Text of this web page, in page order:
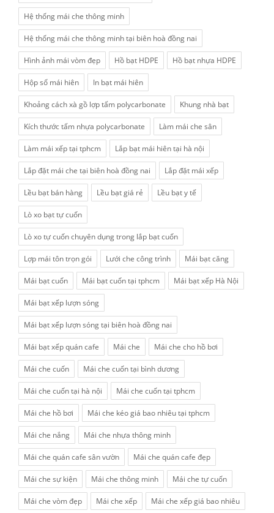
Hệ thống mái che thông minh
Hệ thống mái che thông minh tại biên hoà đồng nai
Hình ảnh mái vòm đẹp Hồ bạt HDPE Hồ bạt nhựa HDPE
Hộp số mái hiên In bạt mái hiên
Khoảng cách xà gồ lợp tấm polycarbonate Khung nhà bạt
Kích thước tấm nhựa polycarbonate Làm mái che sân
Làm mái xếp tại tphcm Lắp bạt mái hiên tại hà nội
Lắp đặt mái che tại biên hoà đồng nai Lắp đặt mái xếp
Lều bạt bán hàng Lều bạt giá rẻ Lều bạt y tế
Lò xo bạt tự cuốn
Lò xo tự cuốn chuyên dụng trong lắp bạt cuốn
Lợp mái tôn trọn gói Lưới che công trình Mái bạt căng
Mái bạt cuốn Mái bạt cuốn tại tphcm Mái bạt xếp Hà Nội
Mái bạt xếp lượn sóng
Mái bạt xếp lượn sóng tại biên hoà đồng nai
Mái bạt xếp quán cafe Mái che Mái che cho hồ bơi
Mái che cuốn Mái che cuốn tại bình dương
Mái che cuốn tại hà nội Mái che cuốn tại tphcm
Mái che hồ bơi Mái che kéo giá bao nhiêu tại tphcm
Mái che nắng Mái che nhựa thông minh
Mái che quán cafe sân vườn Mái che quán cafe đẹp
Mái che sự kiện Mái che thông minh Mái che tự cuốn
Mái che vòm đẹp Mái che xếp Mái che xếp giá bao nhiêu